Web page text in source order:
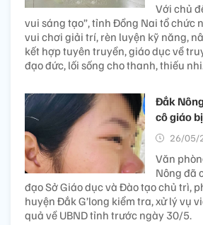
Với chủ
vui sáng tạo”, tỉnh Đồng Nai tổ chức
vui chơi giải trí, rèn luyện kỹ năng,
kết hợp tuyên truyền, giáo dục về
đạo đức, lối sống cho thanh, thiếu
Đắk
cô giáo
26/05/
Văn
Nông đã
đạo Sở Giáo dục và Đào tạo chủ trì,
huyện Đắk G’long kiểm tra, xử lý vụ
quả về UBND tỉnh trước ngày 30/5.